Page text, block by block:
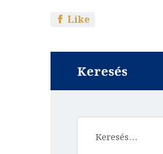
Like
Keresés